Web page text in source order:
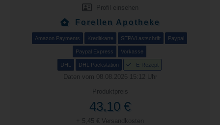
Profil einsehen
Forellen Apotheke
Amazon Payments Kreditkarte SEPA/Lastschrift Paypal
Paypal Express Vorkasse
DHL DHL Packstation E-Rezept
Daten vom 08.08.2026 15:12 Uhr
Produktpreis
43,10 €
+ 5,45 € Versandkosten